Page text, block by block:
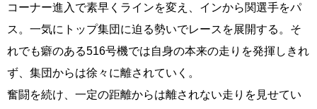
コーナー進入で素早くラインを変え、インから関選手をパ
ス。一気にトップ集団に迫る勢いでレースを展開する。そ
れでも癖のある516号機では自身の本来の走りを発揮しきれ
ず、集団からは徐々に離されていく。
奮闘を続け、一定の距離からは離されない走りを見せてい